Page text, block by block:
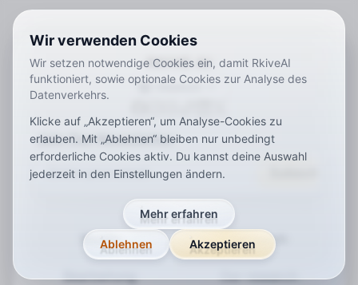
Wir verwenden Cookies
Wir setzen notwendige Cookies ein, damit RkiveAI
funktioniert, sowie optionale Cookies zur Analyse des
Datenverkehrs.
Klicke auf „Akzeptieren“, um Analyse-Cookies zu
erlauben. Mit „Ablehnen“ bleiben nur unbedingt
erforderliche Cookies aktiv. Du kannst deine Auswahl
jederzeit in den Einstellungen ändern.
Mehr erfahren
Ablehnen Akzeptieren
RKIVE AI
Deutsch
Join Our Newsletter
Studio
Bearbeitung
Research
Our research